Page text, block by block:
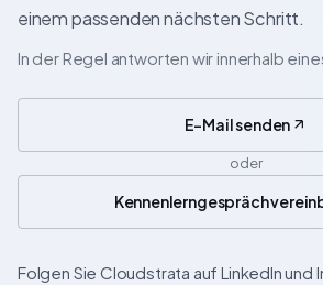
einem passenden nächsten Schritt.
In der Regel antworten wir innerhalb
E-Mail senden
oder
Kennenlerngespräch
Folgen Sie Cloudstrata auf LinkedIn und